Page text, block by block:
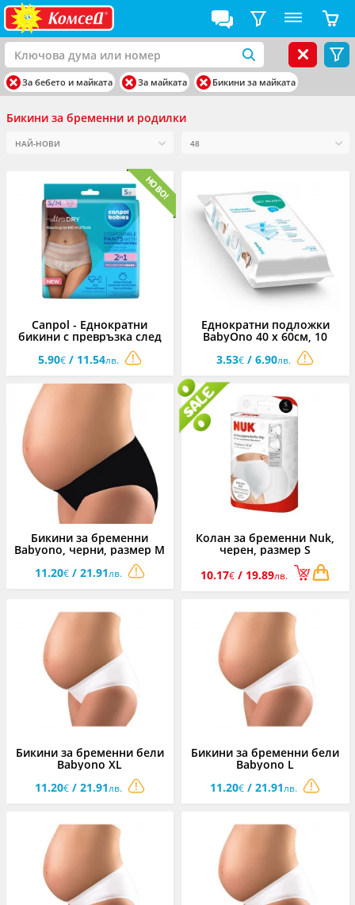
За бебето и майката За майката Бикини за майката
Бикини за бременни и родилки
Canpol - Еднократни
бикини с превръзка след
раждане, размер S/M
5.90€/ 11.54лв.
Еднократни подложки
BabyOno 40 х 60см, 10
3.53€ / 6.90лв.
Бикини за бременни
Babyono, черни, размер M
11.20€/ 21.91лв.
Колан за бременни Nuk,
черен, размер S
10.17€ / 19.89лв.
Бикини за бременни бели
Babyono XL
11.20€/ 21.91лв.
Бикини за бременни бели
Babyono L
11.20€ / 21.91лв.